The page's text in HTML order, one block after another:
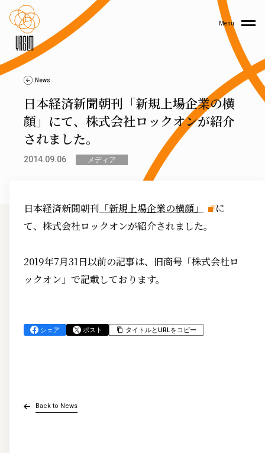
Menu
News
日本経済新聞朝刊「新規上場企業の横
顔」にて、株式会社ロックオンが紹介
されました。
2014.09.06 メディア
日本経済新聞朝刊 「新規上場企業の横顔」
に
て、株式会社ロックオンが紹介されました。
2019年7月31日以前の記事は、旧商号「株式会社ロ
ックオン」で記載しております。
シェア ポスト タイトルとURLをコピー
Back to News